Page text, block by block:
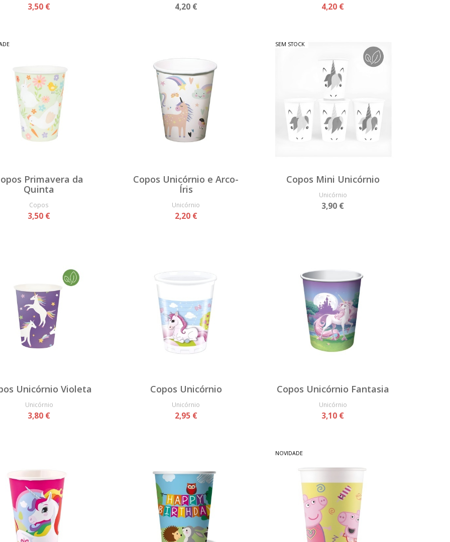
3,50 € 4,20 € 4,20 €
Primavera da
Quinta
Copos
3,50 €
Copos Unicórnio e Arco-
Íris
Unicórnio
2,20 €
SEM STOCK
Copos Mini Unicórnio
Unicórnio
3,90 €
Unicórnio Violeta
Unicórnio
3,80 €
Copos Unicórnio
Unicórnio
2,95 €
Copos Unicórnio Fantasia
Unicórnio
3,10 €
NOVIDADE